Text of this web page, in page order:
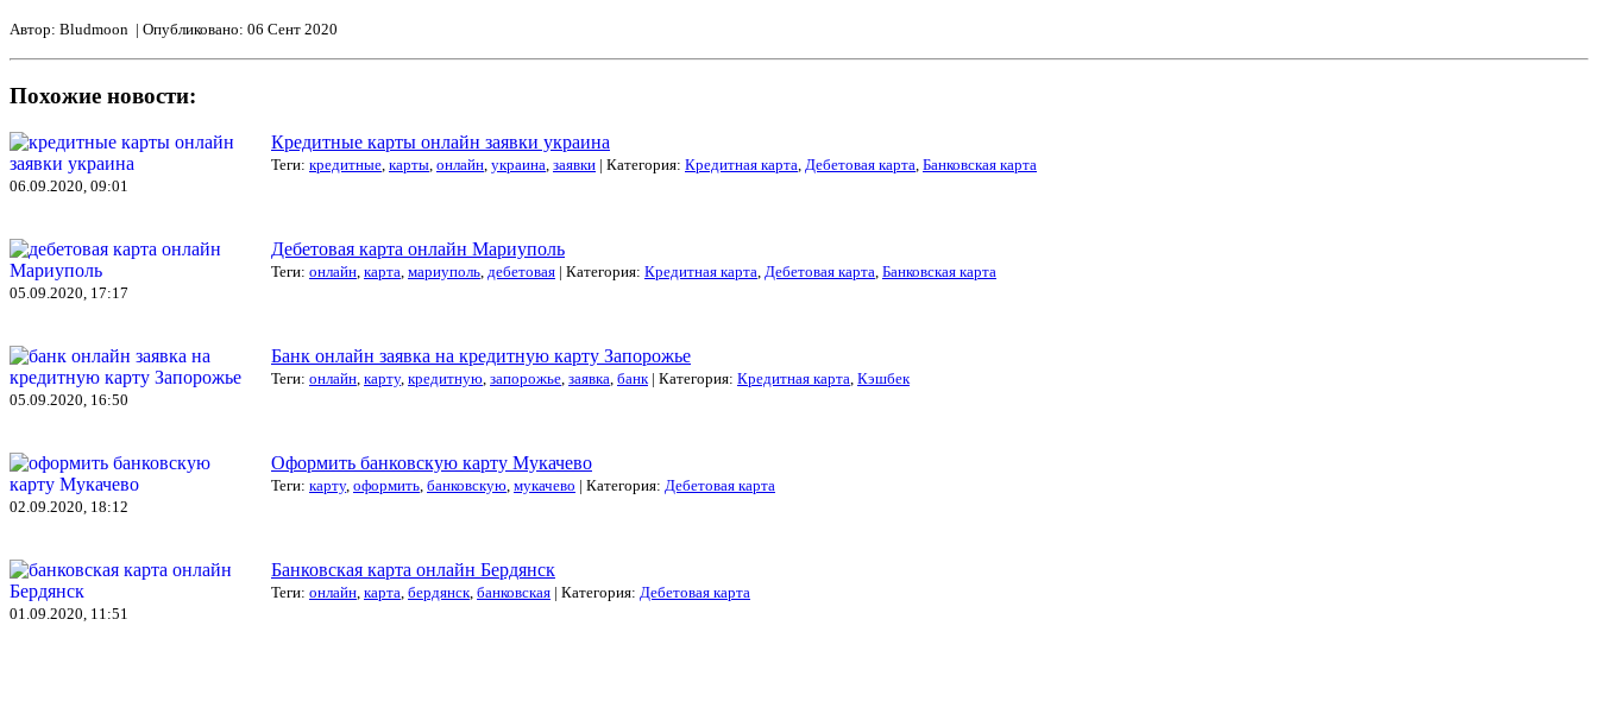
Автор: Bludmoon | Опубликовано: 06 Сент 2020
Похожие новости:
Кредитные карты онлайн заявки украина
Теги: кредитные карты онлайн украина заявки | Категория: Кредитная карта Дебетовая карта Банковская карта
06.09.2020, 09:01
Дебетовая карта онлайн Мариуполь
Теги: онлайн карта мариуполь дебетовая | Категория: Кредитная карта Дебетовая карта Банковская карта
05.09.2020, 17:17
Банк онлайн заявка на кредитную карту Запорожье
Теги: онлайн карту, кредитную запорожье заявка банк | Категория: Кредитная карта Кэшбек
05.09.2020, 16:50
Оформить банковскую карту Мукачево
Теги: карту, оформить банковскую мукачево | Категория: Дебетовая карта
02.09.2020, 18:12
Банковская карта онлайн Бердянск
Теги: онлайн карта бердянск банковская | Категория: Дебетовая карта
01.09.2020, 11:51